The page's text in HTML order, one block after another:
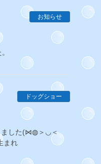
お知らせ
ドッグショー
ました(⋈◍＞◡＜
まれ